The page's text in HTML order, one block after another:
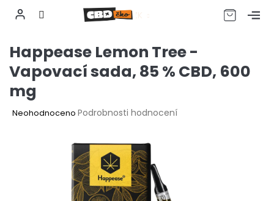
obsah
CZK
Happease Lemon Tree -
Vapovací sada, 85 % CBD, 600
mg
Průměrné
Neohodnoceno Podrobnosti hodnocení